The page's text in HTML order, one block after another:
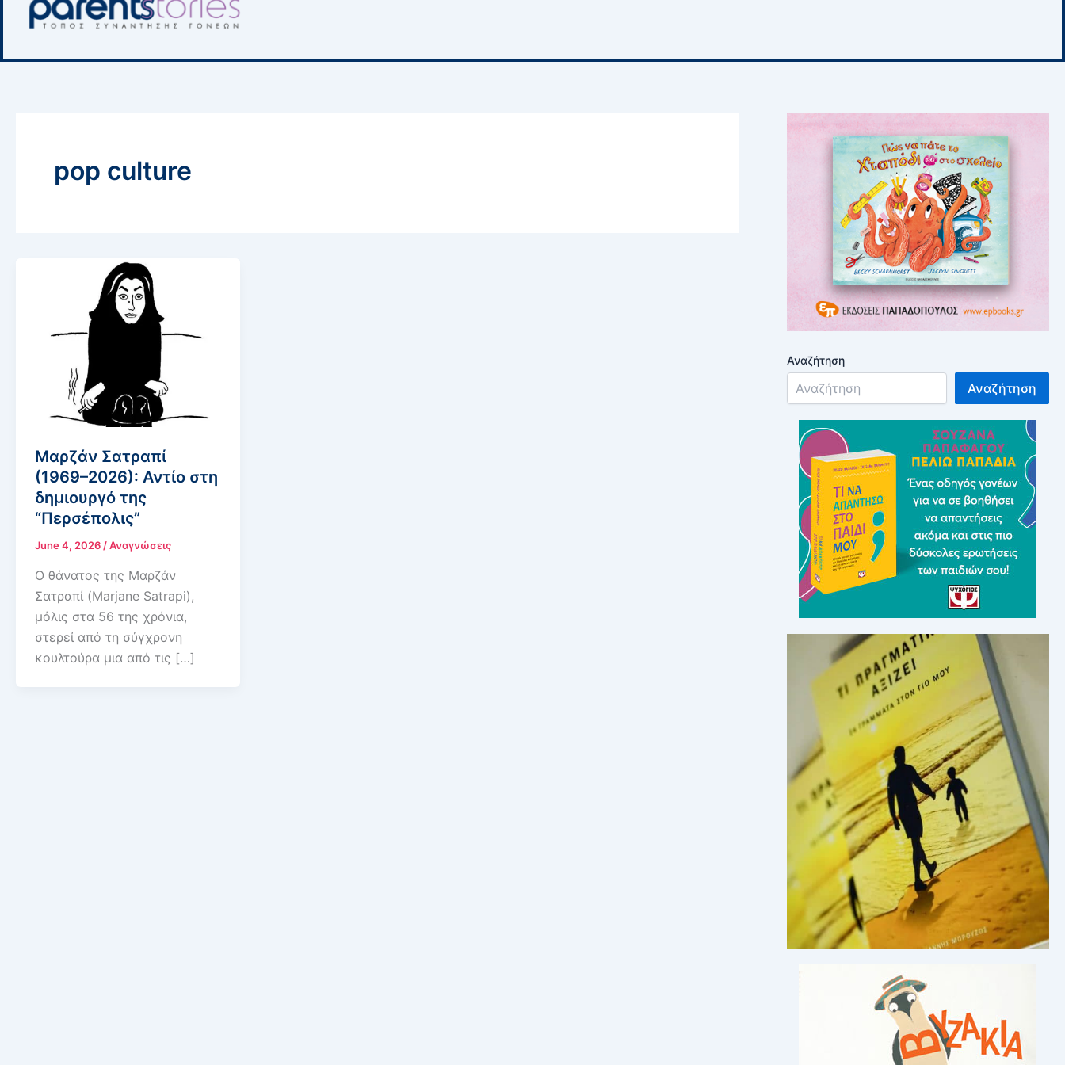
pop culture
Μαρζάν Σατραπί
(1969–2026): Αντίο στη
δημιουργό της
“Περσέπολις”
June 4, 2026/Αναγνώσεις
Ο θάνατος της Μαρζάν
Σατραπί (Marjane Satrapi),
μόλις στα 56 της χρόνια,
στερεί από τη σύγχρονη
κουλτούρα μια από τις […]
Αναζήτηση
Αναζήτηση